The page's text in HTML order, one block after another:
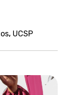
, UCSP